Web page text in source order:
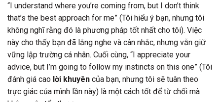
“I understand where you’re coming from, but I don’t think
that’s the best approach for me” (Tôi hiểu ý bạn, nhưng tôi
không nghĩ rằng đó là phương pháp tốt nhất cho tôi). Việc
này cho thấy bạn đã lắng nghe và cân nhắc, nhưng vẫn giữ
vững lập trường cá nhân. Cuối cùng, “I appreciate your
advice, but I’m going to follow my instincts on this one” (Tôi
đánh giá cao lời khuyên của bạn, nhưng tôi sẽ tuân theo
trực giác của mình lần này) là một cách tốt để từ chối mà